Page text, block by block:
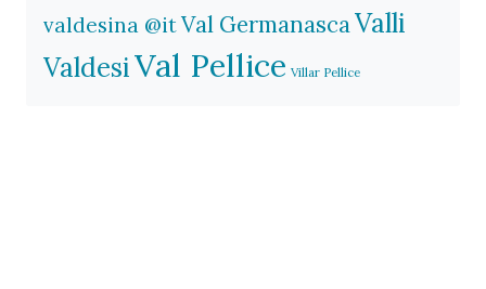
valdesina @itVal GermanascaValli
ValdesiVal Pellice Villar Pellice